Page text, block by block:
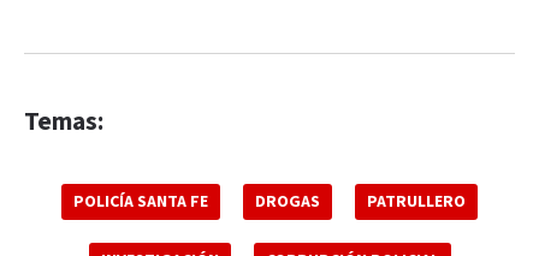
Temas:
POLICÍA SANTA FE DROGAS PATRULLERO